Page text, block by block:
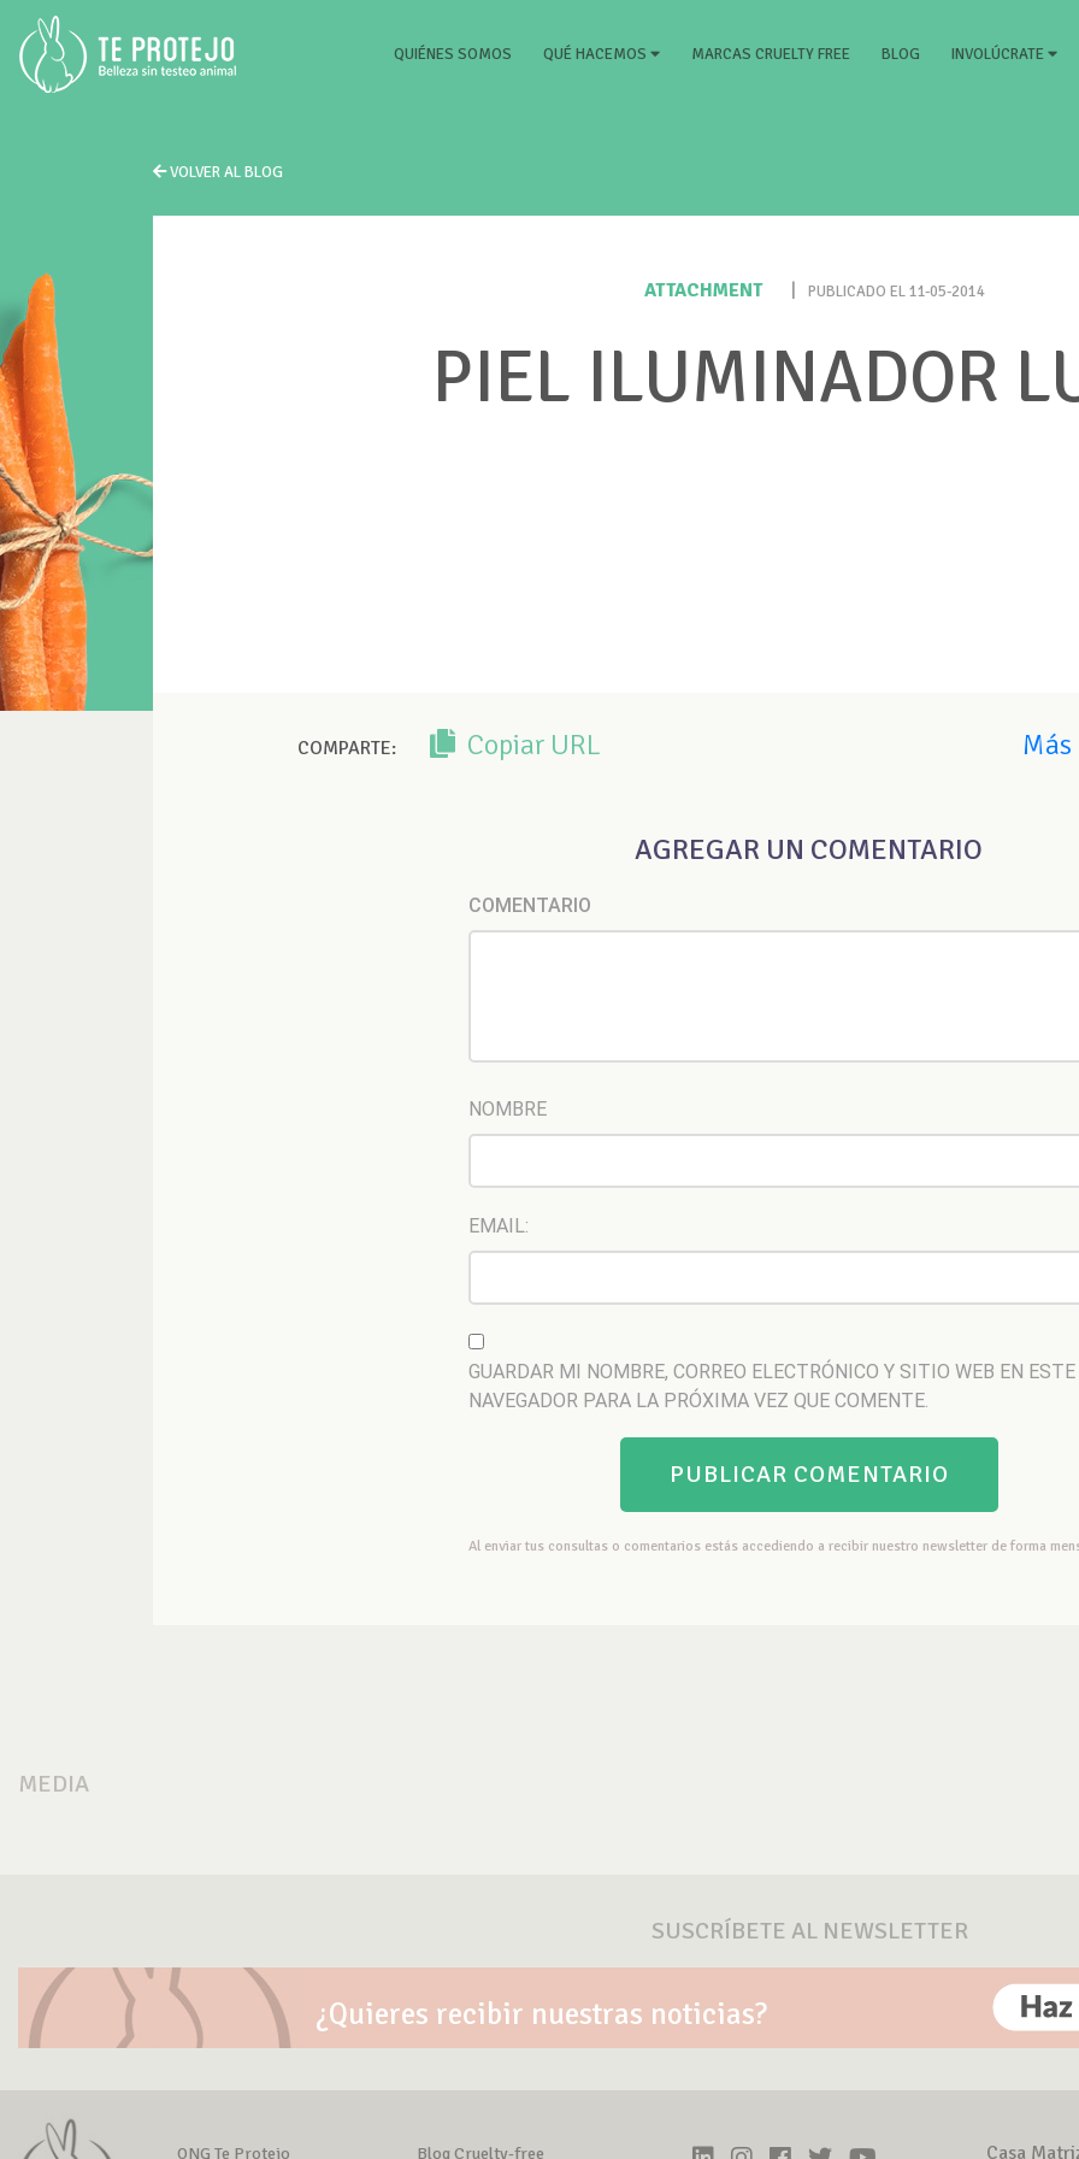
QUIÉNES SOMOS (CURRENT)
QUÉ HACEMOS MARCAS CRUELTY FREE BLOG INVOLÚCRATE
VOLVER AL BLOG
ATTACHMENT PUBLICADO EL 11-05-2014
PIEL ILUMINADOR
COMPARTE: Copiar URL
AGREGAR UN COMENTARIO
COMENTARIO
NOMBRE
EMAIL:
GUARDAR MI NOMBRE, CORREO ELECTRÓNICO Y SITIO WEB EN ESTE
NAVEGADOR PARA LA PRÓXIMA VEZ QUE COMENTE.
Al enviar tus consultas o comentarios estás accediendo a recibir nuestro newsletter de forma
MEDIA
SUSCRÍBETE AL NEWSLETTER
¿Quieres recibir nuestras noticias?
ONG Te Protejo Blog Cruelty-free Casa